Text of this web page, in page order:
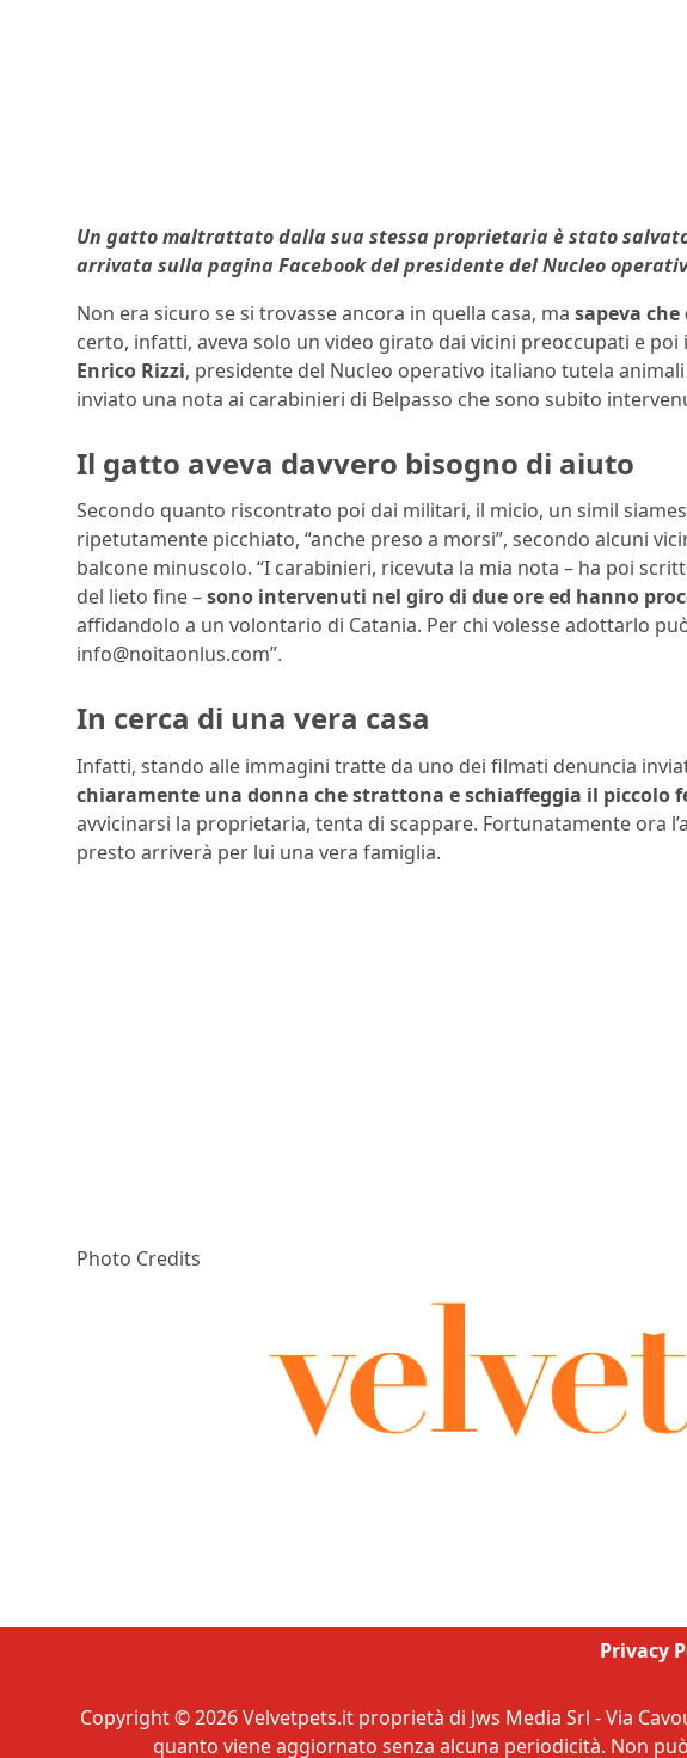
Un gatto maltrattato dalla sua stessa proprietaria è stato
arrivata sulla pagina Facebook del presidente del Nucleo
Non era sicuro se si trovasse ancora in quella casa, ma sapeva
certo, infatti, aveva solo un video girato dai vicini preoccupati e poi
Enrico Rizzi, presidente del Nucleo operativo italiano tutela
inviato una nota ai carabinieri di Belpasso che sono subito
Il gatto aveva davvero bisogno di aiuto
Secondo quanto riscontrato poi dai militari, il micio, un simil
ripetutamente picchiato, “anche preso a morsi”, secondo alcuni
balcone minuscolo. “I carabinieri, ricevuta la mia nota – ha poi
del lieto fine –sono intervenuti nel giro di due ore ed hanno
affidandolo a un volontario di Catania. Per chi volesse adottarlo
info@noitaonlus.com”.
In cerca di una vera casa
Infatti, stando alle immagini tratte da uno dei filmati denuncia
chiaramente una donna che strattona e schiaffeggia il piccolo
avvicinarsi la proprietaria, tenta di scappare. Fortunatamente ora
presto arriverà per lui una vera famiglia.
Photo Credits
Privacy
Copyright © 2026 Velvetpets.it proprietà di Jws Media Srl - Via
quanto viene aggiornato senza alcuna periodicità. Non